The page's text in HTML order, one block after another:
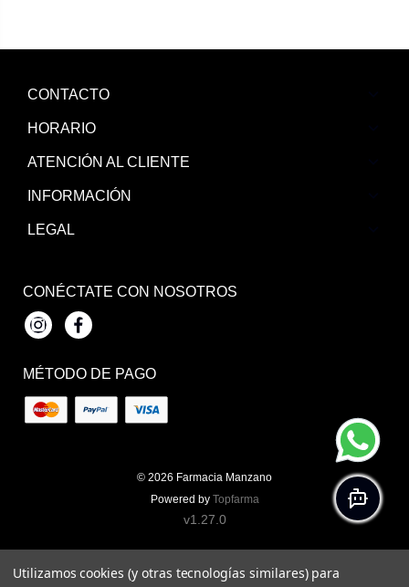
CONTACTO
HORARIO
ATENCIÓN AL CLIENTE
INFORMACIÓN
LEGAL
CONÉCTATE CON NOSOTROS
InstagramFacebook
MÉTODO DE PAGO
© 2026 Farmacia Manzano
Powered by Topfarma
v1.27.0
Utilizamos cookies (y otras tecnologías similares) para